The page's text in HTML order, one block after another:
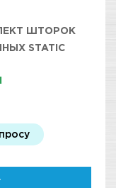
ШТОРОК
STATIC